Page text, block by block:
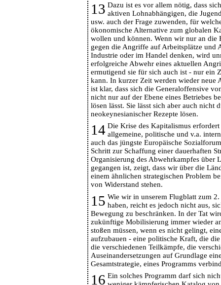
13 Dazu ist es vor allem nötig, dass
aktiven Lohnabhängigen, die
usw. auch der Frage zuwenden, für
ökonomische Alternative zum globalen
wollen und können. Wenn wir nur an die
gegen die Angriffe auf Arbeitsplätze und
Industrie oder im Handel denken, wird
erfolgreiche Abwehr eines aktuellen
ermutigend sie für sich auch ist - nur ein
kann. In kurzer Zeit werden wieder neue
ist klar, dass sich die Generaloffensive
nicht nur auf der Ebene eines Betriebes
lösen lässt. Sie lässt sich aber auch nicht
neokeynesianischer Rezepte lösen.
14 Die Krise des Kapitalismus
allgemeine, politische und v.a.
auch das jüngste Europäische
Schritt zur Schaffung einer dauerhaften
Organisierung des Abwehrkampfes über
gegangen ist, zeigt, dass wir über die
einem ähnlichen strategischen Problem
von Widerstand stehen.
15 Wie wir in unserem Flugblatt zum
haben, reicht es jedoch nicht aus,
Bewegung zu beschränken. In der Tat
zukünftige Mobilisierung immer wieder
stoßen müssen, wenn es nicht gelingt,
aufzubauen - eine politische Kraft, die
die verschiedenen Teilkämpfe, die
Auseinandersetzungen auf Grundlage
Gesamtstrategie, eines Programms
16 Ein solches Programm darf sich